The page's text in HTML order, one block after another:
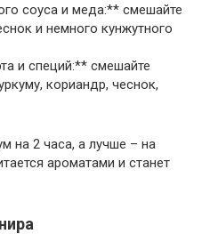
соуса и меда:** смешайте
и немного кунжутного
и специй:** смешайте
кориандр, чеснок,
на 2 часа, а лучше – на
ароматами и станет